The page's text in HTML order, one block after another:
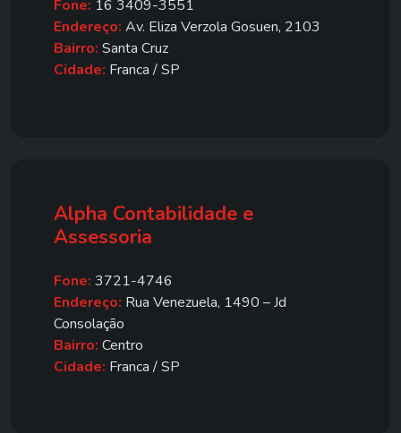
Fone: 16 3409-3551
Endereço: Av. Eliza Verzola Gosuen, 2103
Bairro: Santa Cruz
Cidade: Franca / SP
Alpha Contabilidade e
Assessoria
Fone: 3721-4746
Endereço: Rua Venezuela, 1490 – Jd
Consolação
Bairro: Centro
Cidade: Franca / SP